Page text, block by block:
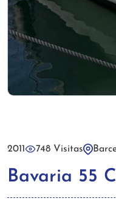
2011 748 Visitas
Bavaria 55